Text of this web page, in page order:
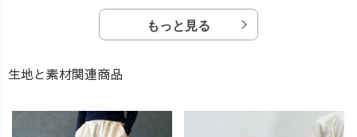
もっと見る
生地と素材関連商品